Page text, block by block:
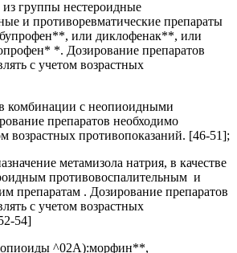
группы нестероидные
и противоревматические препараты
или диклофенак**, или
*. Дозирование препаратов
с учетом возрастных
комбинации с неопиоидными
препаратов необходимо
возрастных противопоказаний. [46-51];
метамизола натрия, в качестве
противовоспалительным и
препаратам . Дозирование препаратов
с учетом возрастных
54]
опиоиды ^02А):морфин**,